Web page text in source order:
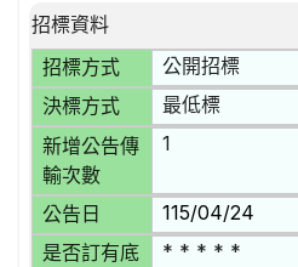
招標資料
招標方式
公開招標
決標方式 最低標
新增公告傳
輸次數
1
公告日 115/04/24
是否訂有底
* * * * *